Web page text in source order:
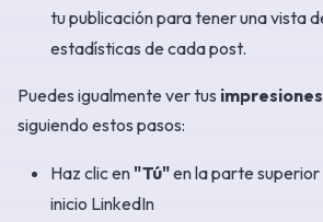
tu publicación para tener una vista
estadísticas de cada post.
Puedes igualmente ver tus
siguiendo estos pasos:
Haz clic en "Tú"en la parte
inicio LinkedIn